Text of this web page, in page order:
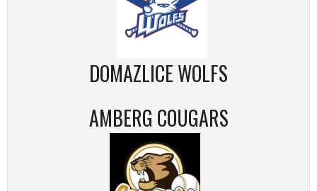
DOMAZLICE WOLFS
AMBERG COUGARS